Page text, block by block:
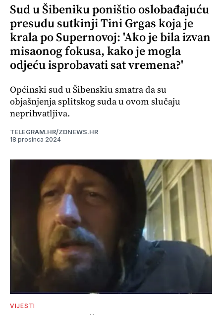
Sud u Šibeniku poništio oslobađajuću
presudu sutkinji Tini Grgas koja je
krala po Supernovoj: 'Ako je bila izvan
misaonog fokusa, kako je mogla
odjeću isprobavati sat vremena?'
Općinski sud u Šibenskiu smatra da su
objašnjenja splitskog suda u ovom slučaju
neprihvatljiva.
TELEGRAM.HR/ZDNEWS.HR
18 prosinca 2024
VIJESTI